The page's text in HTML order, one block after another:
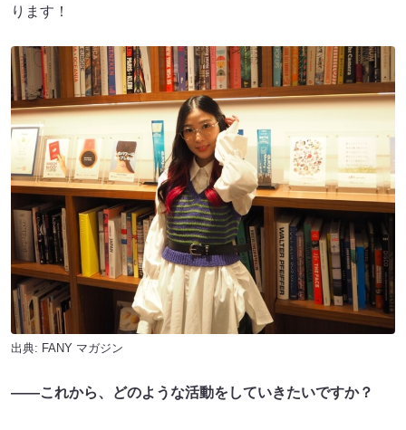
ります！
出典: FANY マガジン
――これから、どのような活動をしていきたいですか？